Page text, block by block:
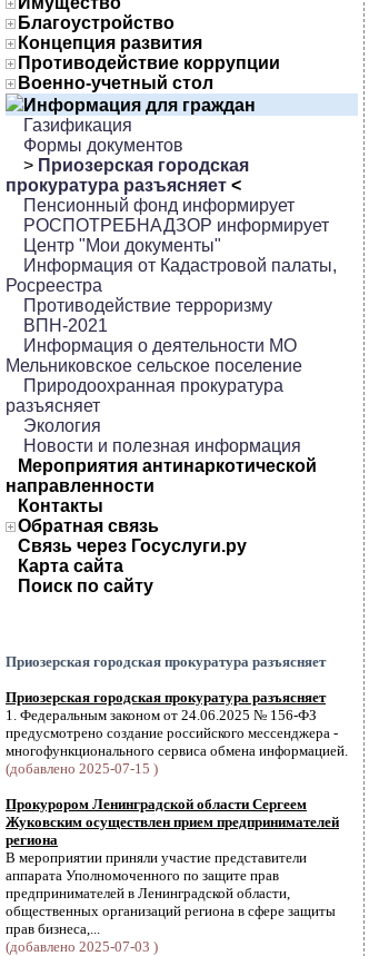
Благоустройство
Концепция развития
Противодействие коррупции
Военно-учетный стол
Информация для граждан
Газификация
Формы документов
> Приозерская городская
прокуратура разъясняет <
Пенсионный фонд информирует
РОСПОТРЕБНАДЗОР информирует
Центр "Мои документы"
Информация от Кадастровой палаты,
Росреестра
Противодействие терроризму
ВПН-2021
Информация о деятельности МО
Мельниковское сельское поселение
Природоохранная прокуратура
разъясняет
Экология
Новости и полезная информация
Мероприятия антинаркотической
направленности
Контакты
Обратная связь
Связь через Госуслуги.ру
Карта сайта
Поиск по сайту
Приозерская городская прокуратура разъясняет
Приозерская городская прокуратура разъясняет
1. Федеральным законом от 24.06.2025 № 156-ФЗ
предусмотрено создание российского мессенджера -
многофункционального сервиса обмена информацией.
(добавлено 2025-07-15 )
Прокурором Ленинградской области Сергеем
Жуковским осуществлен прием предпринимателей
региона
В мероприятии приняли участие представители
аппарата Уполномоченного по защите прав
предпринимателей в Ленинградской области,
общественных организаций региона в сфере защиты
прав бизнеса,...
(добавлено 2025-07-03 )